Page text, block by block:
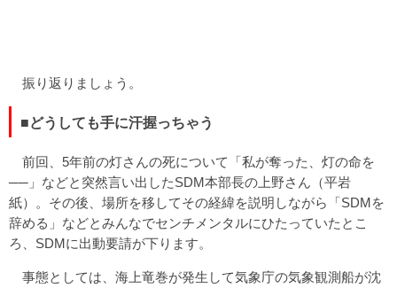
振り返りましょう。
■どうしても手に汗握っちゃう
前回、5年前の灯さんの死について「私が奪った、灯の命を
──」などと突然言い出したSDM本部長の上野さん（平岩
紙）。その後、場所を移してその経緯を説明しながら「SDMを
辞める」などとみんなでセンチメンタルにひたっていたとこ
ろ、SDMに出動要請が下ります。
事態としては、海上竜巻が発生して気象庁の気象観測船が沈